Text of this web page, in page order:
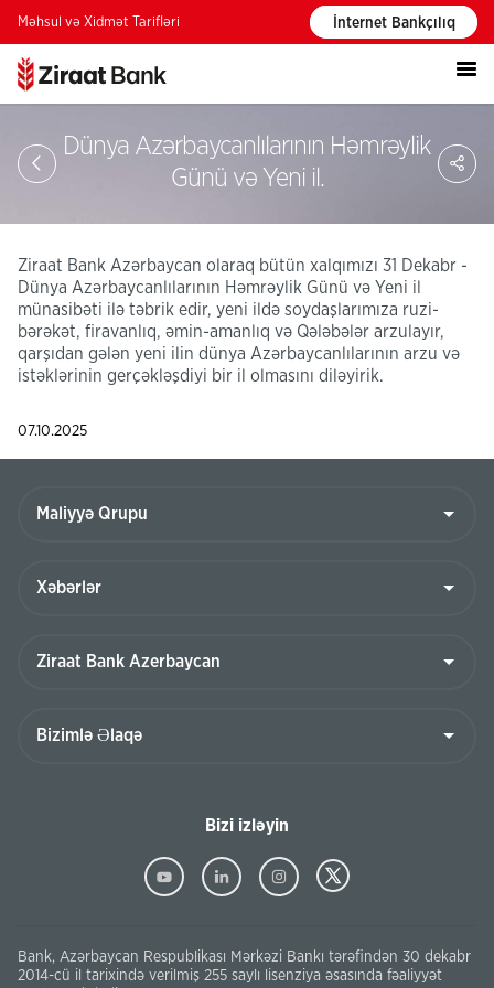
Məhsul və Xidmət Tarifləri İnternet Bankçılıq
Dünya Azərbaycanlılarının Həmrəylik
Günü və Yeni il.
Ziraat Bank Azərbaycan olaraq bütün xalqımızı 31 Dekabr -
Dünya Azərbaycanlılarının Həmrəylik Günü və Yeni il
münasibəti ilə təbrik edir, yeni ildə soydaşlarımıza ruzi-
bərəkət, firavanlıq, əmin-amanlıq və Qələbələr arzulayır,
qarşıdan gələn yeni ilin dünya Azərbaycanlılarının arzu və
istəklərinin gerçəkləşdiyi bir il olmasını diləyirik.
07.10.2025
Bizi izləyin
Bank, Azərbaycan Respublikası Mərkəzi Bankı tərəfindən 30 dekabr
2014-cü il tarixində verilmiş 255 saylı lisenziya əsasında fəaliyyət